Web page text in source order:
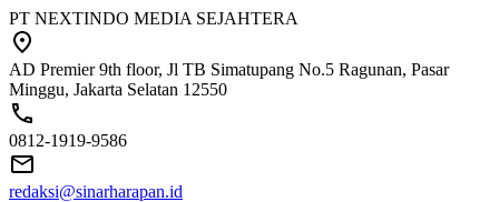
PT NEXTINDO MEDIA SEJAHTERA
AD Premier 9th floor, Jl TB Simatupang No.5 Ragunan, Pasar
Minggu, Jakarta Selatan 12550
0812-1919-9586
redaksi@sinarharapan.id